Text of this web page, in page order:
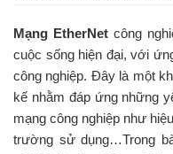
Mạng EtherNetcông
cuộc sống hiện đại, với
công nghiệp. Đây là một
kế nhằm đáp ứng những
mạng công nghiệp như
trường sử dụng…Trong